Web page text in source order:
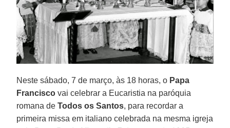
Neste sábado, 7 de março, às 18 horas, o Papa
Francisco vai celebrar a Eucaristia na paróquia
romana deTodos os Santos, para recordar a
primeira missa em italiano celebrada na mesma igreja